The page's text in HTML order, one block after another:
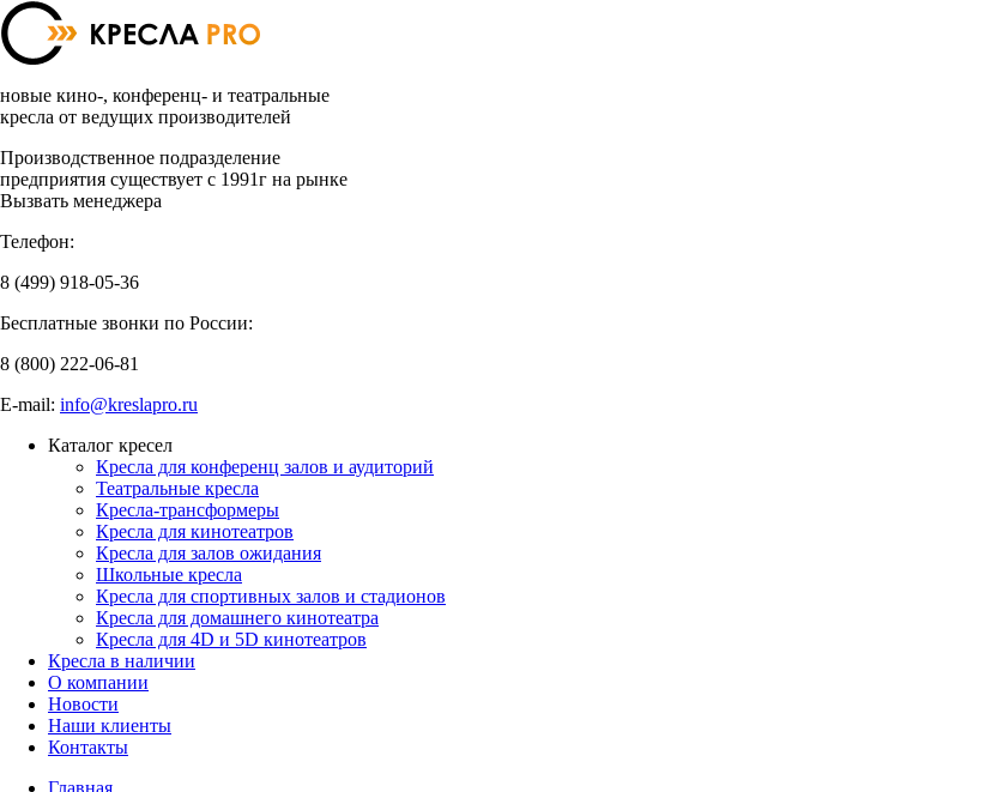
новые кино-, конференц- и театральные
кресла от ведущих производителей
Производственное подразделение
предприятия существует с 1991г на рынке
Вызвать менеджера
Телефон:
8 (499) 918-05-36
Бесплатные звонки по России:
8 (800) 222-06-81
E-mail: info@kreslapro.ru
Каталог кресел
Кресла для конференц залов и аудиторий
Театральные кресла
Кресла-трансформеры
Кресла для кинотеатров
Кресла для залов ожидания
Школьные кресла
Кресла для спортивных залов и стадионов
Кресла для домашнего кинотеатра
Кресла для 4D и 5D кинотеатров
Кресла в наличии
О компании
Новости
Наши клиенты
Контакты
Главная